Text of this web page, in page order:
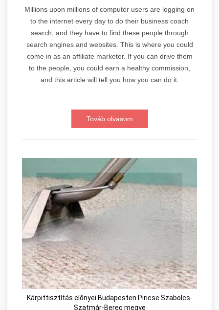
Millions upon millions of computer users are logging on
to the internet every day to do their business coach
search, and they have to find these people through
search engines and websites. This is where you could
come in as an affiliate marketer. If you can drive them
to the people, you could earn a healthy commission,
and this article will tell you how you can do it.
Továb olvasom
Kárpittisztítás előnyei Budapesten Piricse Szabolcs-
Szatmár-Bereg megye